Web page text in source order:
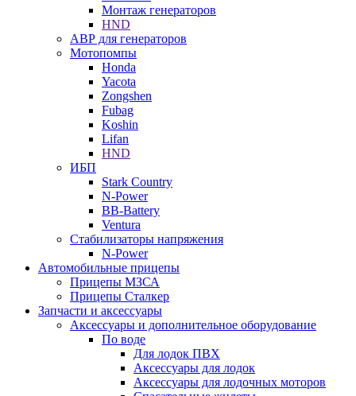
Монтаж генераторов
HND
АВР для генераторов
Мотопомпы
Honda
Yacota
Zongshen
Fubag
Koshin
Lifan
HND
ИБП
Stark Country
N-Power
BB-Battery
Ventura
Стабилизаторы напряжения
N-Power
Автомобильные прицепы
Прицепы МЗСА
Прицепы Сталкер
Запчасти и аксессуары
Аксессуары и дополнительное оборудование
По воде
Для лодок ПВХ
Аксессуары для лодок
Аксессуары для лодочных моторов